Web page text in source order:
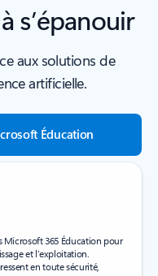
s’épanouir
aux solutions de
artificielle.
Éducation
Microsoft 365 Éducation pour
et l’exploitation.
en toute sécurité,